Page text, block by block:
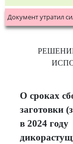
Документ утратил
О сроках
заготовки
в 2024 году